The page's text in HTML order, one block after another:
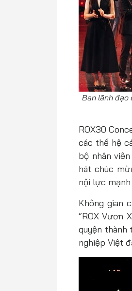
Ban lãnh đạo
ROX30
các thế hệ
bộ nhân
hát chúc
nội lực mạnh
Không gian
“ROX Vươn
quyện thành
nghiệp Việt